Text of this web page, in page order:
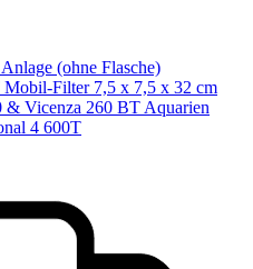
(ohne Flasche)
Filter 7,5 x 7,5 x 32 cm
Vicenza 260 BT Aquarien
4 600T